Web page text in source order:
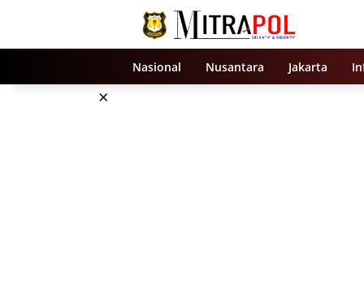
Nasional
Nusantara Jakarta
×